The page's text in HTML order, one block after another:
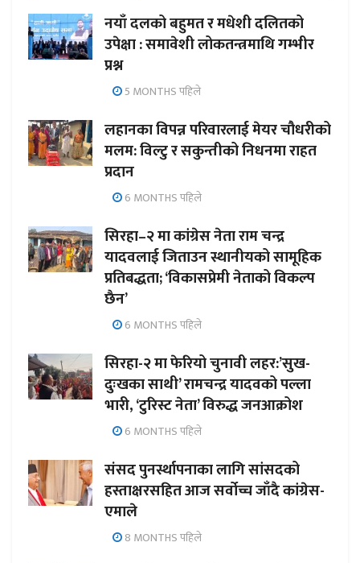
नयाँ दलको बहुमत र मधेशी दलितको
उपेक्षा : समावेशी लोकतन्त्रमाथि गम्भीर
प्रश्न
5 MONTHS पहिले
लहानका विपन्न परिवारलाई मेयर चौधरीको
मलम: विल्टु र सकुन्तीको निधनमा राहत
प्रदान
6 MONTHS पहिले
सिरहा–२ मा कांग्रेस नेता राम चन्द्र
यादवलाई जिताउन स्थानीयको सामूहिक
प्रतिबद्धता; ‘विकासप्रेमी नेताको विकल्प
छैन’
6 MONTHS पहिले
सिरहा-२ मा फेरियो चुनावी लहर:’सुख-
दुःखका साथी’ रामचन्द्र यादवको पल्ला
भारी, ‘टुरिस्ट नेता’ विरुद्ध जनआक्रोश
6 MONTHS पहिले
संसद पुनर्स्थापनाका लागि सांसदको
हस्ताक्षरसहित आज सर्वोच्च जाँदै कांग्रेस-
एमाले
8 MONTHS पहिले